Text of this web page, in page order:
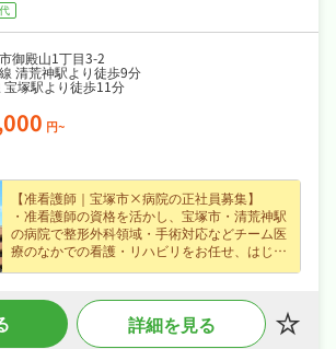
御殿山1丁目3-2
清荒神駅より徒歩9分
宝塚駅より徒歩11分
円~
【准看護師｜宝塚市×病院の正社員募集】
・准看護師の資格を活かし、宝塚市・清荒神駅
の病院で整形外科領域・手術対応などチーム医
療のなかでの看護・リハビリをお任せ、はじめ
・月給30.6万円〜（正社員）、賞与年2回・住
宅手当・夜勤手当・皆勤手当など各種手当・昇
給ありなど好待遇で、腰を据えて長く活躍でき
詳細を見る